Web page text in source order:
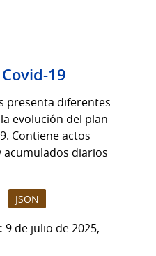
19
presenta diferentes
evolución del plan
Contiene actos
acumulados diarios
JSON
9 de julio de 2025,